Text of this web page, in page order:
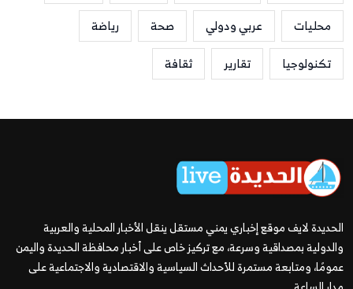
محليات
عربي ودولي صحة
رياضة
تكنولوجيا
تقارير ثقافة
الحديدة لايف موقع إخباري يمني مستقل ينقل الأخبار المحلية والعربية
والدولية بمصداقية وسرعة، مع تركيز خاص على أخبار محافظة الحديدة واليمن
عمومًا، ومتابعة مستمرة للأحداث السياسية والاقتصادية والاجتماعية على